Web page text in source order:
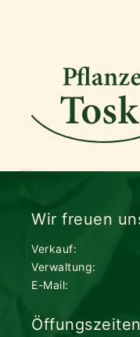
Wir freuen
Verkauf:
Verwaltung:
E-Mail: